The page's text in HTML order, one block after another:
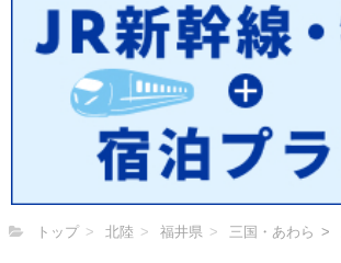
トップ 北陸 福井県 三国・あわら